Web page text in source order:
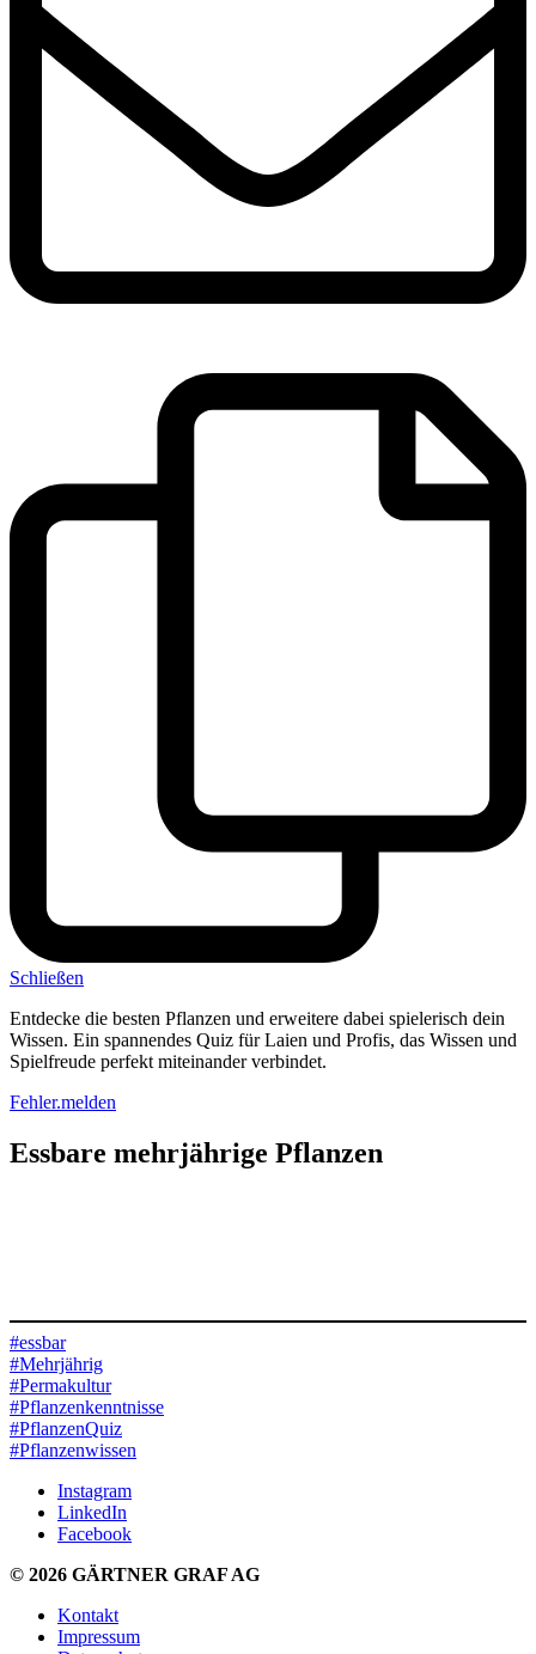
Schließen
Entdecke die besten Pflanzen und erweitere dabei spielerisch dein
Wissen. Ein spannendes Quiz für Laien und Profis, das Wissen und
Spielfreude perfekt miteinander verbindet.
Fehler.melden
Essbare mehrjährige Pflanzen
#essbar
#Mehrjährig
#Permakultur
#Pflanzenkenntnisse
#PflanzenQuiz
#Pflanzenwissen
Instagram
LinkedIn
Facebook
© 2026 GÄRTNER GRAF AG
Kontakt
Impressum